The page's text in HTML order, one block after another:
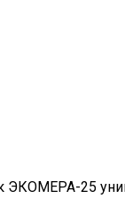
ЭКОМЕРА-25